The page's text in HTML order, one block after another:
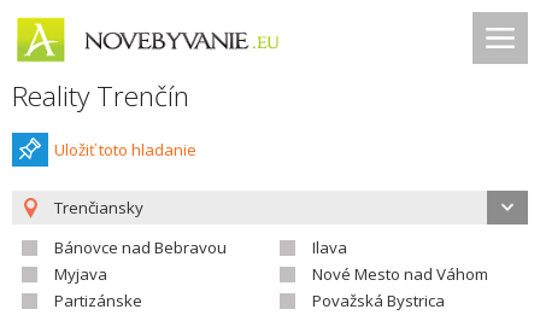
Reality Trenčín
Uložiť toto hladanie
Trenčiansky
Bánovce nad Bebravou
Ilava
Myjava
Nové Mesto nad Váhom
Partizánske
Považská Bystrica